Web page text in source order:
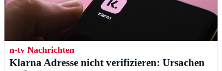
n-tv Nachrichten
Klarna Adresse nicht verifizieren: Ursachen